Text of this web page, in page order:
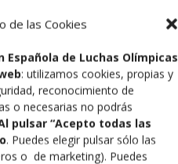
de las Cookies
Española de Luchas Olímpicas
: utilizamos cookies, propias y
reconocimiento de
o necesarias no podrás
pulsar “Acepto todas las
. Puedes elegir pulsar sólo las
o de marketing). Puedes